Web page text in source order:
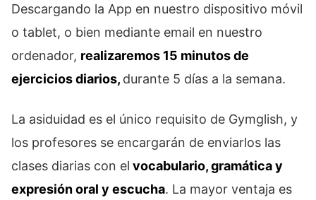
Descargando la App en nuestro dispositivo móvil
o tablet, o bien mediante email en nuestro
ordenador, realizaremos 15 minutos de
ejercicios diarios, durante 5 días a la semana.
La asiduidad es el único requisito de Gymglish, y
los profesores se encargarán de enviarlos las
clases diarias con el vocabulario, gramática y
expresión oral y escucha. La mayor ventaja es